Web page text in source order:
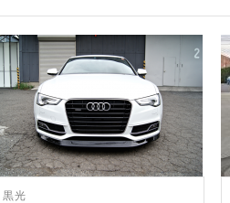
黒光